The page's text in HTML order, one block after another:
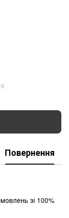
Повернення
зі 100%